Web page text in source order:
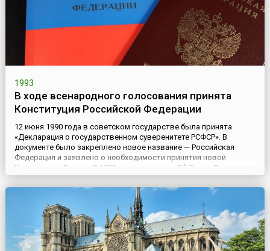
1993
В ходе всенародного голосования принята
Конституция Российской Федерации
12 июня 1990 года в советском государстве была принята
«Декларация о государственном суверенитете РСФСР». В
документе было закреплено новое название — Российская
Федерация и заявлено о необходимости принятия новой
Конституции России. В 1993 году президент РФ Борис Ельцин
созвал Конституционное совещание для разработки новой
Конституции. В его работе приняли участие представители